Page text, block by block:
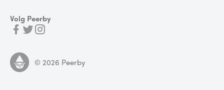
Volg Peerby
© 2026 Peerby